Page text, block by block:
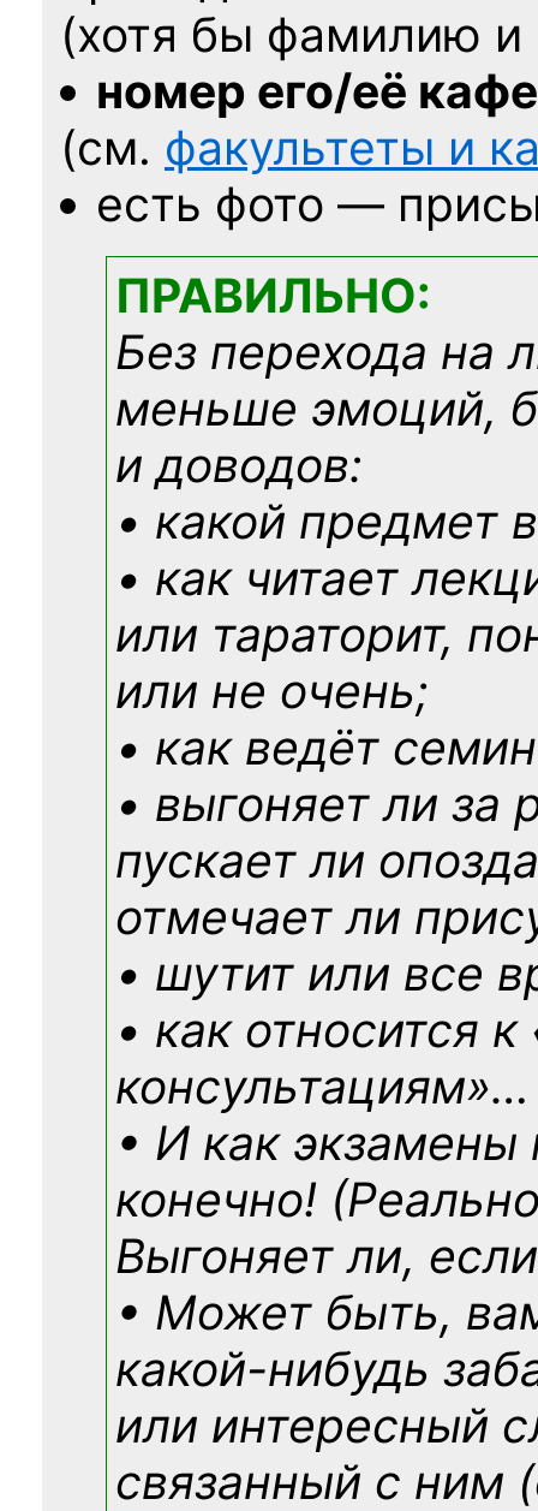
(хотя бы фамилию
номер его/её
(см. факультеты и
есть фото —
ПРАВИЛЬНО:
Без перехода на
меньше эмоций,
и доводов:
• какой предмет
• как читает
или тараторит,
или не очень;
• как ведёт
• выгоняет ли за
пускает ли
отмечает ли
• шутит или все
• как относится
консультациям»…
• И как экзамены
конечно!
Выгоняет ли,
• Может быть,
какой-нибудь
или интересный
связанный с ним